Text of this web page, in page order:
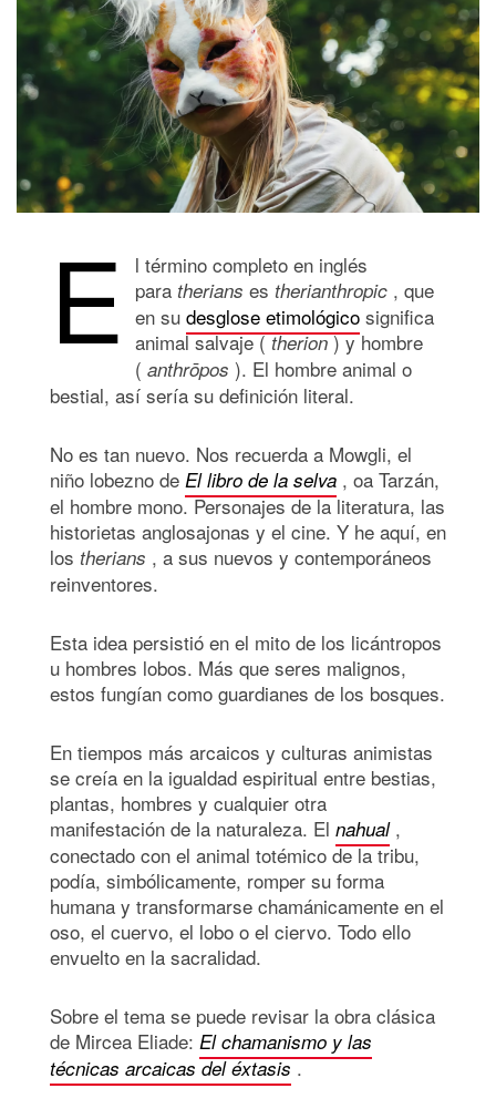
E
l término completo en inglés
para therians es therianthropic , que
en su desglose etimológico significa
animal salvaje (therion) y hombre
( anthrōpos ). El hombre animal o
bestial, así sería su definición literal.
No es tan nuevo. Nos recuerda a Mowgli, el
niño lobezno de El libro de la selva , oa Tarzán,
el hombre mono. Personajes de la literatura, las
historietas anglosajonas y el cine. Y he aquí, en
los therians , a sus nuevos y contemporáneos
reinventores.
Esta idea persistió en el mito de los licántropos
u hombres lobos. Más que seres malignos,
estos fungían como guardianes de los bosques.
En tiempos más arcaicos y culturas animistas
se creía en la igualdad espiritual entre bestias,
plantas, hombres y cualquier otra
manifestación de la naturaleza. El nahual,
conectado con el animal totémico de la tribu,
podía, simbólicamente, romper su forma
humana y transformarse chamánicamente en el
oso, el cuervo, el lobo o el ciervo. Todo ello
envuelto en la sacralidad.
Sobre el tema se puede revisar la obra clásica
de Mircea Eliade: El chamanismo y las
técnicas arcaicas del éxtasis.